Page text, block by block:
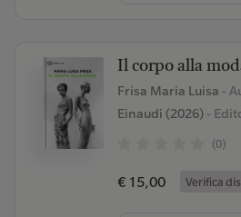
Il corpo alla
Frisa Maria Luisa -
Einaudi (2026)-
(0)
€ 15,00 Verifica